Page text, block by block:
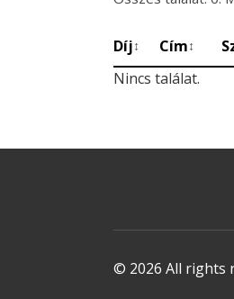
Díj↕ Cím↕
Nincs találat.
© 2026 All rights